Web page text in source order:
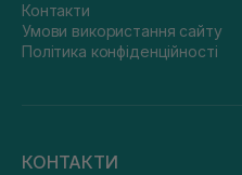
Контакти
Умови використання сайту
Політика конфіденційності
КОНТАКТИ